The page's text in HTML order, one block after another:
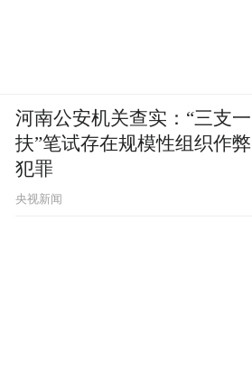
河南公安机关查实：“三支一
扶”笔试存在规模性组织作弊
犯罪
央视新闻